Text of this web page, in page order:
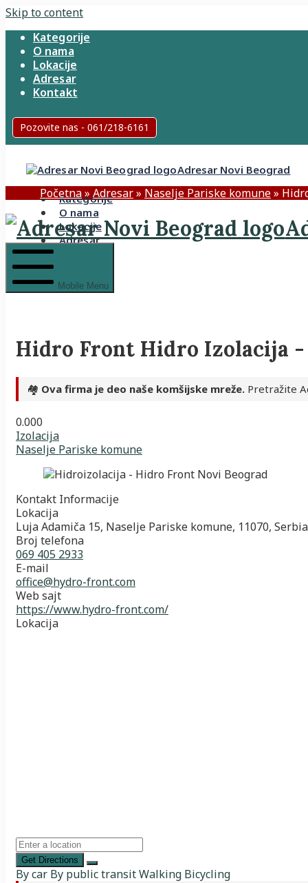
Skip to content
Kategorije
O nama
Lokacije
Adresar
Kontakt
Pozovite nas - 061/218-6161
Adresar Novi Beograd
Kategorije
O nama
Lokacije
Adresar
Početna» Adresar» Naselje Pariske komune»
Mobile Menu
Hidro Front Hidro Izolacija -
🏘️ Ova firma je deo naše komšijske mreže. Pretražite
0.000
Izolacija
Naselje Pariske komune
Kontakt Informacije
Lokacija
Luja Adamiča 15, Naselje Pariske komune, 11070, Serbia
Broj telefona
069 405 2933
E-mail
office@hydro-front.com
Web sajt
https://www.hydro-front.com/
Lokacija
Get Directions
By car By public transitWalking Bicycling